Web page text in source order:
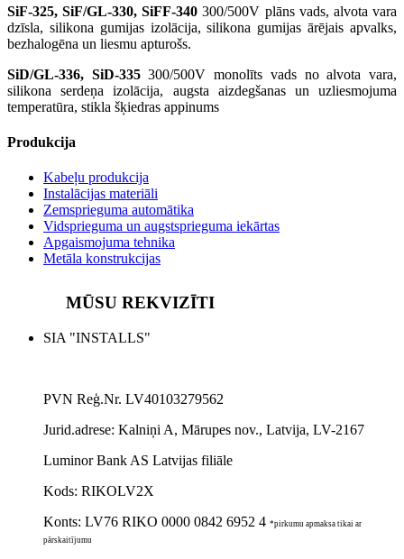
SiF-325, SiF/GL-330, SiFF-340 300/500V plāns vads, alvota vara
dzīsla, silikona gumijas izolācija, silikona gumijas ārējais apvalks,
bezhalogēna un liesmu apturošs.
SiD/GL-336, SiD-335300/500V monolīts vads no alvota vara,
silikona serdeņa izolācija, augsta aizdegšanas un uzliesmojuma
temperatūra, stikla šķiedras appinums
Produkcija
Kabeļu produkcija
Instalācijas materiāli
Zemsprieguma automātika
Vidsprieguma un augstsprieguma iekārtas
Apgaismojuma tehnika
Metāla konstrukcijas
MŪSU REKVIZĪTI
SIA "INSTALLS"
PVN Reģ.Nr. LV40103279562
Jurid.adrese: Kalniņi A, Mārupes nov., Latvija, LV-2167
Luminor Bank AS Latvijas filiāle
Kods: RIKOLV2X
Konts: LV76 RIKO 0000 0842 6952 4 *pirkumu apmaksa tikai ar
pārskaitījumu